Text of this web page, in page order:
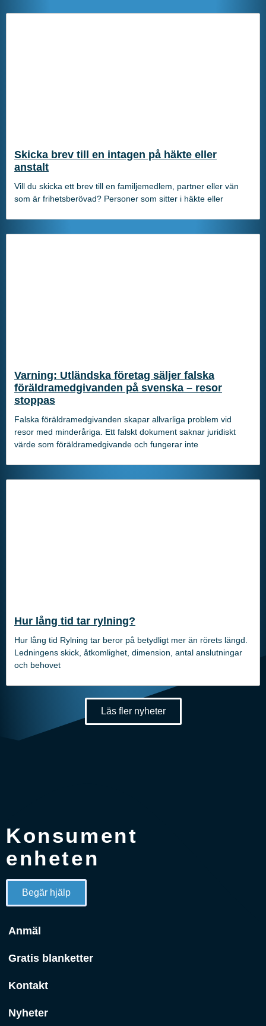
Skicka brev till en intagen på häkte eller
anstalt
Vill du skicka ett brev till en familjemedlem, partner eller vän
som är frihetsberövad? Personer som sitter i häkte eller
Varning: Utländska företag säljer falska
föräldramedgivanden på svenska – resor
stoppas
Falska föräldramedgivanden skapar allvarliga problem vid
resor med minderåriga. Ett falskt dokument saknar juridiskt
värde som föräldramedgivande och fungerar inte
Hur lång tid tar rylning?
Hur lång tid Rylning tar beror på betydligt mer än rörets längd.
Ledningens skick, åtkomlighet, dimension, antal anslutningar
och behovet
Läs fler nyheter
Konsument
enheten
Begär hjälp
Anmäl
Gratis blanketter
Kontakt
Nyheter